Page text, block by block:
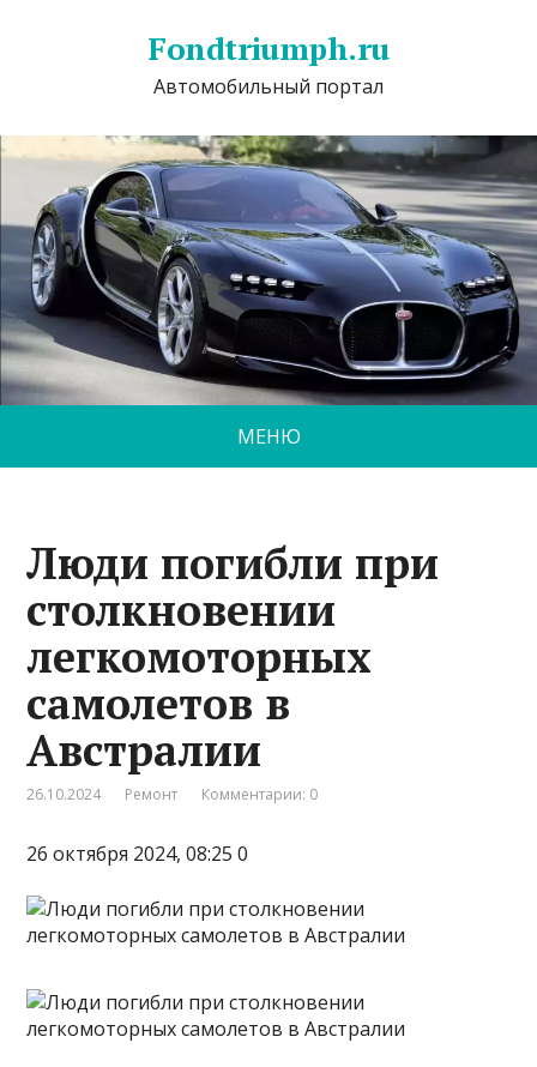
Fondtriumph.ru
Автомобильный портал
МЕНЮ
Люди погибли при
столкновении
легкомоторных
самолетов в
Австралии
26.10.2024 Ремонт Комментарии: 0
26 октября 2024, 08:25 0